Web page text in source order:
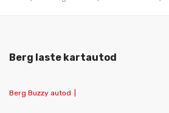
Berg laste kartautod
Berg Buzzy autod